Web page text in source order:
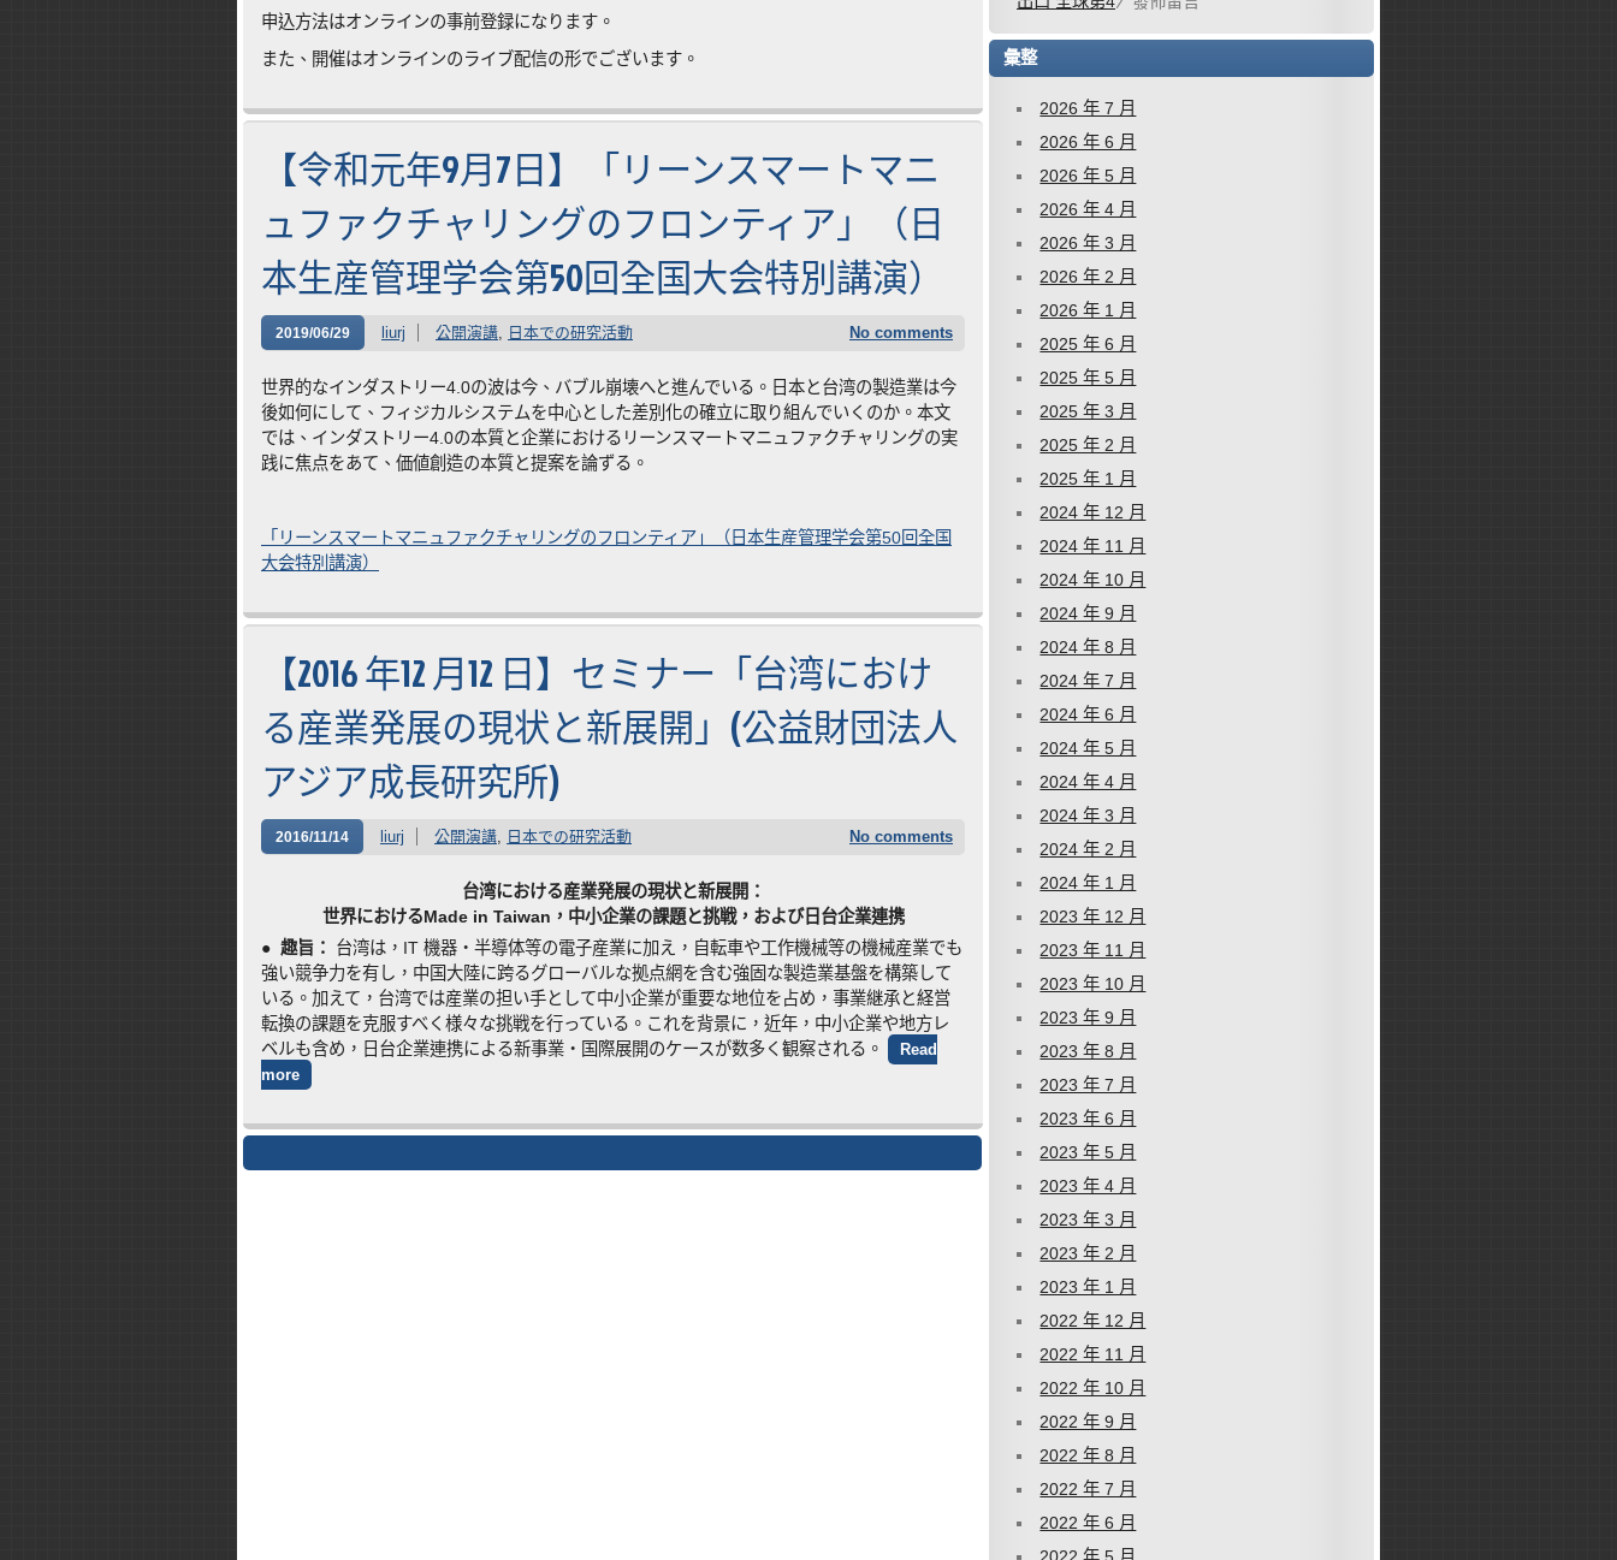
申込方法はオンラインの事前登録になります。
また、開催はオンラインのライブ配信の形でございます。
【令和元年9月7日】「リーンスマートマニ
ュファクチャリングのフロンティア」（日
本生産管理学会第50回全国大会特別講演）
2019/06/29 liurj 公開演講, 日本での研究活動 No comments
世界的なインダストリー4.0の波は今、バブル崩壊へと進んでいる。日本と台湾の製造業は今
後如何にして、フィジカルシステムを中心とした差別化の確立に取り組んでいくのか。本文
では、インダストリー4.0の本質と企業におけるリーンスマートマニュファクチャリングの実
践に焦点をあて、価値創造の本質と提案を論ずる。
「リーンスマートマニュファクチャリングのフロンティア」（日本生産管理学会第50回全国
大会特別講演）
【2016 年12 月12 日】セミナー「台湾におけ
る産業発展の現状と新展開」(公益財団法人
アジア成長研究所)
2016/11/14 liurj 公開演講, 日本での研究活動 No comments
台湾における産業発展の現状と新展開：
世界におけるMade in Taiwan，中小企業の課題と挑戦，および日台企業連携
● 趣旨：
台湾は，IT 機器・半導体等の電子産業に加え，自転車や工作機械等の機械産業でも
強い競争力を有し，中国大陸に跨るグローバルな拠点網を含む強固な製造業基盤を構築して
いる。加えて，台湾では産業の担い手として中小企業が重要な地位を占め，事業継承と経営
転換の課題を克服すべく様々な挑戦を行っている。これを背景に，近年，中小企業や地方レ
ベルも含め，日台企業連携による新事業・国際展開のケースが数多く観察される。
Read
more
彙整
2026 年 7 月
2026 年 6 月
2026 年 5 月
2026 年 4 月
2026 年 3 月
2026 年 2 月
2026 年 1 月
2025 年 6 月
2025 年 5 月
2025 年 3 月
2025 年 2 月
2025 年 1 月
2024 年 12 月
2024 年 11 月
2024 年 10 月
2024 年 9 月
2024 年 8 月
2024 年 7 月
2024 年 6 月
2024 年 5 月
2024 年 4 月
2024 年 3 月
2024 年 2 月
2024 年 1 月
2023 年 12 月
2023 年 11 月
2023 年 10 月
2023 年 9 月
2023 年 8 月
2023 年 7 月
2023 年 6 月
2023 年 5 月
2023 年 4 月
2023 年 3 月
2023 年 2 月
2023 年 1 月
2022 年 12 月
2022 年 11 月
2022 年 10 月
2022 年 9 月
2022 年 8 月
2022 年 7 月
2022 年 6 月